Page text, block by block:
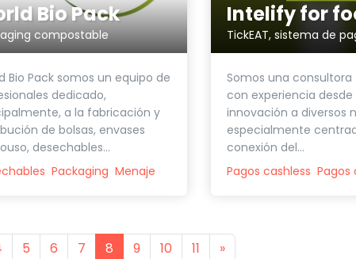
Bio Pack
compostable
Bio Pack somos un equipo de
dedicado,
a la fabricación y
de bolsas, envases
desechables...
Packaging Menaje
TickEAT, sistema de
Somos una
con experiencia
innovación a diversos
especialmente
conexión del...
Pagos cashless Pagos
5 6 7 8 9 10 11 »Next